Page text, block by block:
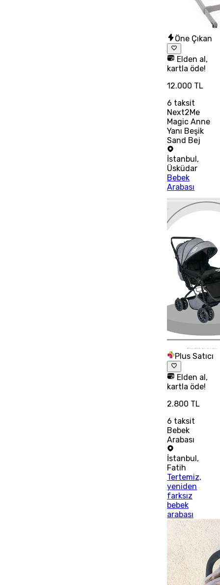
Öne Çıkan
Elden al,
kartla öde!
12.000 TL
6 taksit
Next2Me
Magic Anne
Yanı Beşik
Sand Bej
İstanbul ,
Üsküdar
Bebek
Arabası
Plus Satıcı
Elden al,
kartla öde!
2.800 TL
6 taksit
Bebek
Arabası
İstanbul,
Fatih
Tertemiz,
yeniden
farksız
bebek
arabası